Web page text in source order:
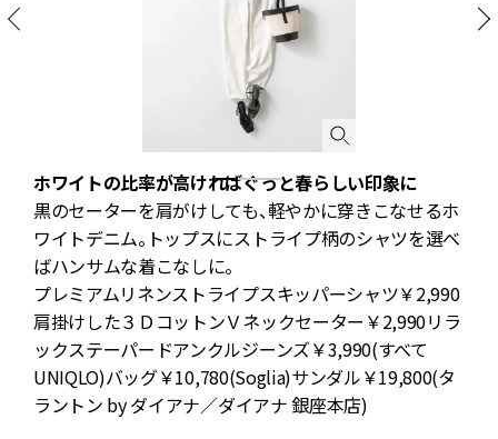
ホワイトの比率が高ければぐっと春らしい印象に
黒のセーターを肩がけしても、軽やかに穿きこなせるホ
ワイトデニム。トップスにストライプ柄のシャツを選べ
ばハンサムな着こなしに。
プレミアムリネンストライプスキッパーシャツ￥2,990
肩掛けした３ＤコットンＶネックセーター￥2,990リラ
ックステーパードアンクルジーンズ￥3,990(すべて
UNIQLO)バッグ￥10,780(Soglia)サンダル￥19,800(タ
ラントン by ダイアナ／ダイアナ 銀座本店)